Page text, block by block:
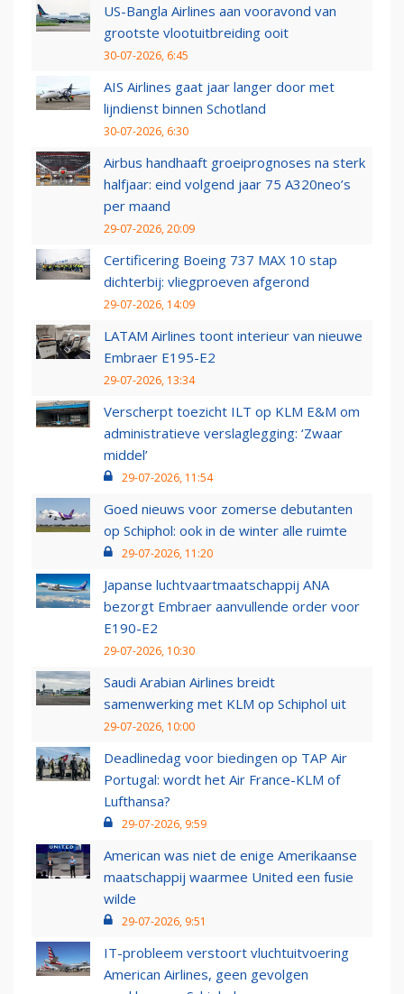
US-Bangla Airlines aan vooravond van
grootste vlootuitbreiding ooit
30-07-2026, 6:45
AIS Airlines gaat jaar langer door met
lijndienst binnen Schotland
30-07-2026, 6:30
Airbus handhaaft groeiprognoses na sterk
halfjaar: eind volgend jaar 75 A320neo’s
per maand
29-07-2026, 20:09
Certificering Boeing 737 MAX 10 stap
dichterbij: vliegproeven afgerond
29-07-2026, 14:09
LATAM Airlines toont interieur van nieuwe
Embraer E195-E2
29-07-2026, 13:34
Verscherpt toezicht ILT op KLM E&M om
administratieve verslaglegging: ‘Zwaar
middel’
29-07-2026, 11:54
Goed nieuws voor zomerse debutanten
op Schiphol: ook in de winter alle ruimte
29-07-2026, 11:20
Japanse luchtvaartmaatschappij ANA
bezorgt Embraer aanvullende order voor
E190-E2
29-07-2026, 10:30
Saudi Arabian Airlines breidt
samenwerking met KLM op Schiphol uit
29-07-2026, 10:00
Deadlinedag voor biedingen op TAP Air
Portugal: wordt het Air France-KLM of
Lufthansa?
29-07-2026, 9:59
American was niet de enige Amerikaanse
maatschappij waarmee United een fusie
wilde
29-07-2026, 9:51
IT-probleem verstoort vluchtuitvoering
American Airlines, geen gevolgen